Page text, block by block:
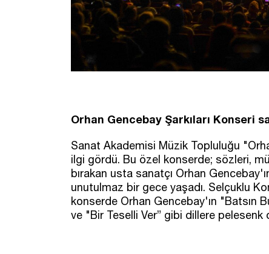
Orhan Gencebay Şarkıları Konseri
Sanat Akademisi Müzik Topluluğu
ilgi gördü. Bu özel konserde; sözleri,
bırakan usta sanatçı Orhan
unutulmaz bir gece yaşadı. Selçuklu
konserde Orhan Gencebay'ın "Batsın
ve "Bir Teselli Ver” gibi dillere